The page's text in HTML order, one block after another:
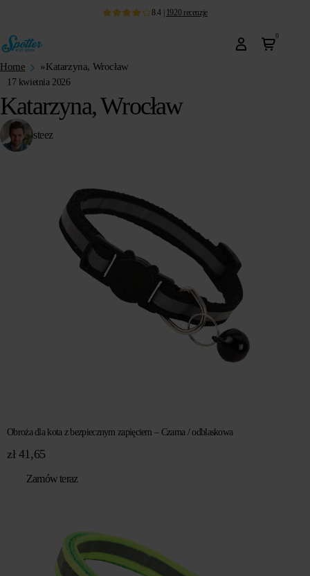
8.4 | 1920 recenzje
0
Home »Katarzyna, Wrocław
17 kwietnia 2026
Katarzyna, Wrocław
steez
Obroża dla kota z bezpiecznym zapięciem – Czarna / odblaskowa
zł41,65
Zamów teraz